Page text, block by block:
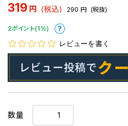
319 円 (税込) 290 円 (税抜)
2ポイント(1%)
レビューを書く
数量